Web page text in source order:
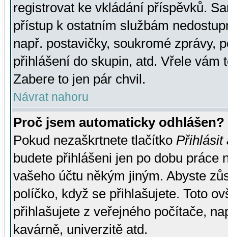
registrovat ke vkládání příspěvků.
přístup k ostatním službám
např. postavičky, soukromé zprávy,
přihlášení do skupin, atd. Vřele vám
Zabere to jen pár chvil.
Návrat nahoru
Proč jsem automaticky odhlášen?
Pokud nezaškrtnete tlačítko Přihlásit
budete přihlášeni jen po dobu práce
vašeho účtu někým jiným. Abyste
políčko, když se přihlašujete. Toto
přihlašujete z veřejného počítače,
kavárně, univerzitě atd.